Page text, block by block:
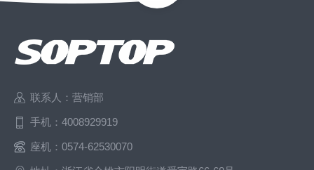
联系人：营销部
手机：4008929919
座机：0574-62530070